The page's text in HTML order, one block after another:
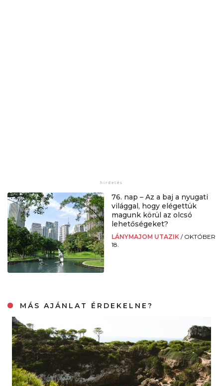
76. nap – Az a baj a nyugati
világgal, hogy elégettük
magunk körül az olcsó
lehetőségeket?
LÁNYMAJOM UTAZIK / OKTÓBER
18.
MÁS AJÁNLAT ÉRDEKELNE?